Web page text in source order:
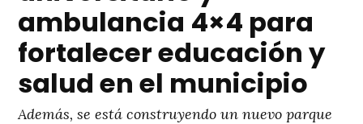
ambulancia 4×4 para
fortalecer educación y
salud en el municipio
Además, se está construyendo un nuevo parque